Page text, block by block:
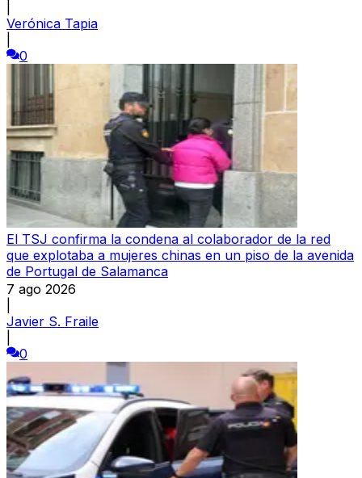
Verónica Tapia
0
El TSJ confirma la condena al colaborador de la red
que explotaba a mujeres chinas en un piso de la avenida
de Portugal de Salamanca
7 ago 2026
Javier S. Fraile
0